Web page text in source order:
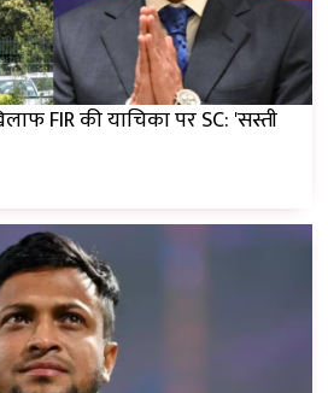
FIR की याचिका पर SC: 'सस्ती